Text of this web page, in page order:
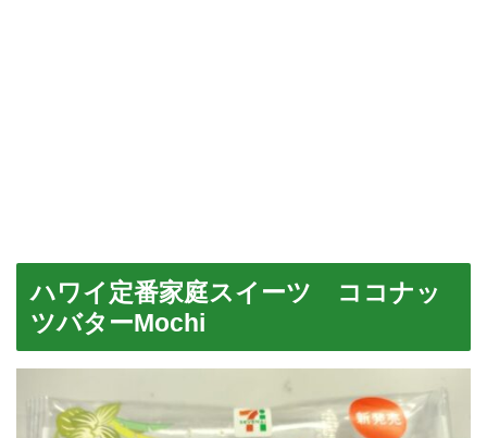
ハワイ定番家庭スイーツ ココナッ
ツバターMochi